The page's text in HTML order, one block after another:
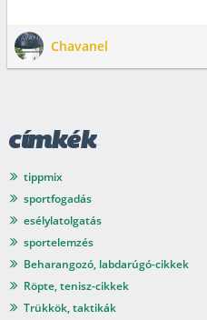
Chavanel
címkék
tippmix
sportfogadás
esélylatolgatás
sportelemzés
Beharangozó, labdarúgó-cikkek
Röpte, tenisz-cikkek
Trükkök, taktikák